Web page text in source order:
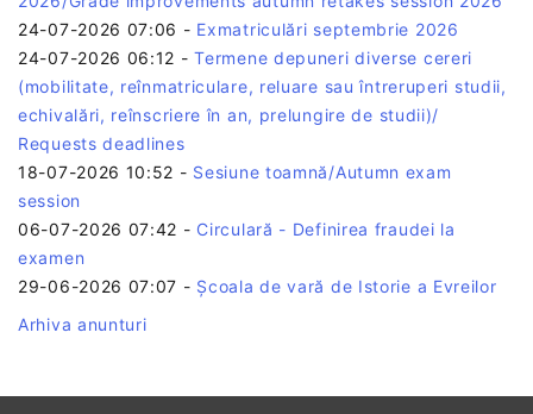
24-07-2026 07:06 - Exmatriculări septembrie 2026
24-07-2026 06:12 -Termene depuneri diverse cereri
(mobilitate, reînmatriculare, reluare sau întreruperi studii,
echivalări, reînscriere în an, prelungire de studii)/
Requests deadlines
18-07-2026 10:52 - Sesiune toamnă/Autumn exam
session
06-07-2026 07:42 - Circulară - Definirea fraudei la
examen
29-06-2026 07:07 - Școala de vară de Istorie a Evreilor
Arhiva anunturi